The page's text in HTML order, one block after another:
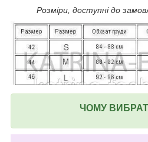
Розміри, доступні до
ЧОМУ